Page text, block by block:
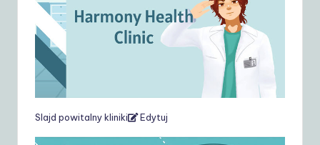
Slajd powitalny kliniki Edytuj